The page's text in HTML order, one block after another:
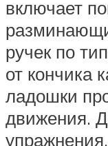
включает
ручек по
от кончика
ладошки
движения.